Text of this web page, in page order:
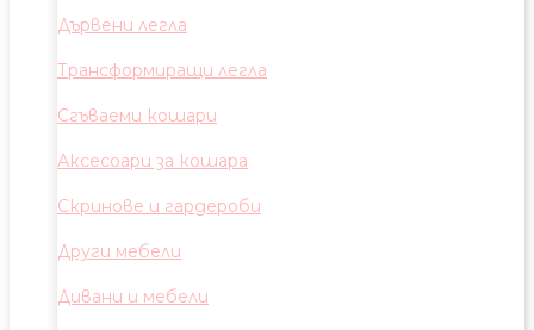
Дървени легла
Трансформиращи легла
Сгъваеми кошари
Аксесоари за кошара
Скринове и гардероби
Други мебели
Дивани и мебели